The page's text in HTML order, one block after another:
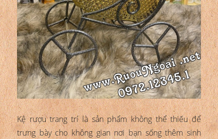
Kệ rượu trang trí là sản phẩm không thể thiếu để
trưng bày cho không gian nơi bạn sống thêm sinh